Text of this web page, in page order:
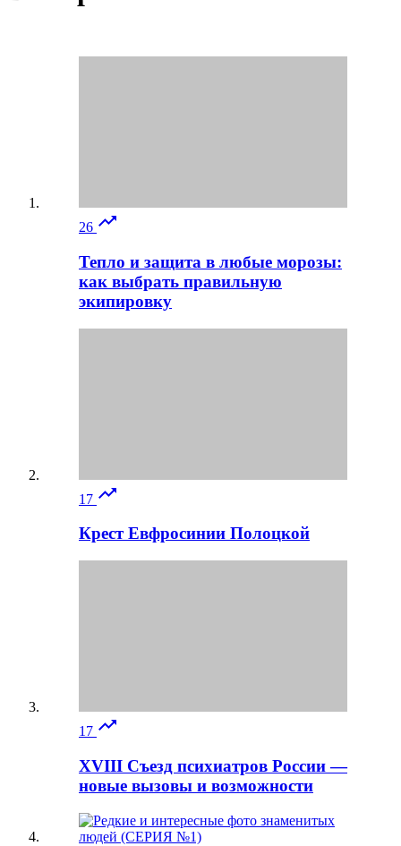
26 
Тепло и защита в любые морозы:
как выбрать правильную
экипировку
17 
Крест Евфросинии Полоцкой
17 
XVIII Съезд психиатров России —
новые вызовы и возможности